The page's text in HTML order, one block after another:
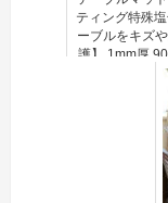
ティング特殊
ーブルをキズ
護】 1mm厚